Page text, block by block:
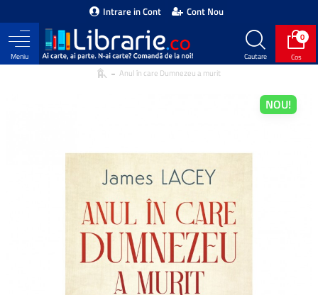
Intrare in Cont Cont Nou
0
Anul în care Dumnezeu a murit
NOU!